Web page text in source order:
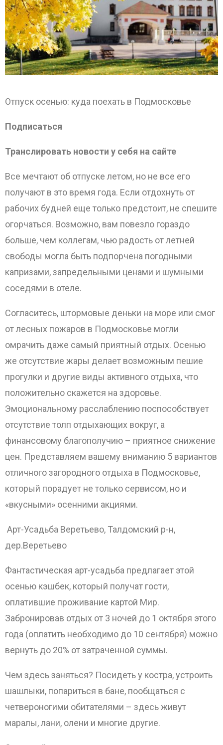
Отпуск осенью: куда поехать в Подмосковье
Подписаться
Транслировать новости у себя на сайте
Все мечтают об отпуске летом, но не все его
получают в это время года. Если отдохнуть от
рабочих будней еще только предстоит, не спешите
огорчаться. Возможно, вам повезло гораздо
больше, чем коллегам, чью радость от летней
свободы могла быть подпорчена погодными
капризами, запредельными ценами и шумными
соседями в отеле.
Согласитесь, штормовые деньки на море или смог
от лесных пожаров в Подмосковье могли
омрачить даже самый приятный отдых. Осенью
же отсутствие жары делает возможным пешие
прогулки и другие виды активного отдыха, что
положительно скажется на здоровье.
Эмоциональному расслаблению поспособствует
отсутствие толп отдыхающих вокруг, а
финансовому благополучию – приятное снижение
цен. Представляем вашему вниманию 5 вариантов
отличного загородного отдыха в Подмосковье,
который порадует не только сервисом, но и
«вкусными» осенними акциями.
Арт-Усадьба Веретьево, Талдомский р-н,
дер.Веретьево
Фантастическая арт-усадьба предлагает этой
осенью кэшбек, который получат гости,
оплатившие проживание картой Мир.
Забронировав отдых от 3 ночей до 1 октября этого
года (оплатить необходимо до 10 сентября) можно
вернуть до 20% от затраченной суммы.
Чем здесь заняться? Посидеть у костра, устроить
шашлыки, попариться в бане, пообщаться с
четвероногими обитателями – здесь живут
маралы, лани, олени и многие другие.